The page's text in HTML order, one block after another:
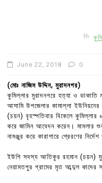
In
June 22, 2018 0
(মোঃ নাজিম উদ্দিন, মুরাদনগর)
কুমিল্লার মুরাদনগরে হত্যা ও ডাকাতি
আসামি উপজেলার কামাল্লা
(চয়ন) বৃহস্পতিবার বিকেলে
করে জামিন আবেদন করেন। মামলার
নামঞ্জুর করে কারাগারে প্রেরণের
ইউপি সদস্য আতিকুর রহমান (চয়ন)
নেয়ামতপুর গ্রামের মৃত আব্দুল কাদের